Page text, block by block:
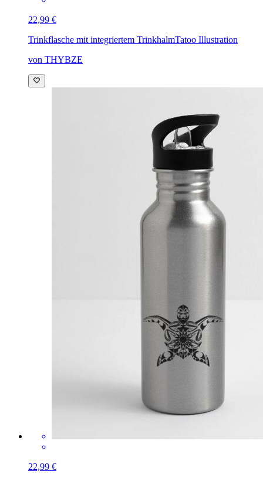
22,99 €
Trinkflasche mit integriertem TrinkhalmTatoo Illustration
von THYBZE
22,99 €